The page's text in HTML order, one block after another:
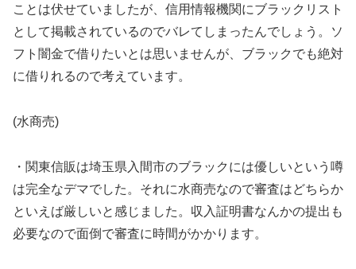
ことは伏せていましたが、信用情報機関にブラックリスト
として掲載されているのでバレてしまったんでしょう。ソ
フト闇金で借りたいとは思いませんが、ブラックでも絶対
に借りれるので考えています。
(水商売)
・関東信販は埼玉県入間市のブラックには優しいという噂
は完全なデマでした。それに水商売なので審査はどちらか
といえば厳しいと感じました。収入証明書なんかの提出も
必要なので面倒で審査に時間がかかります。